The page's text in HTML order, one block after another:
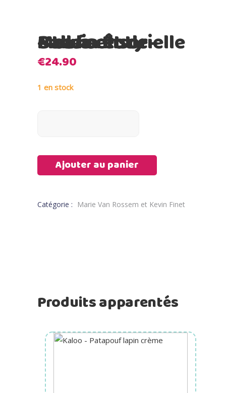
Moulin Roty – Balle sensorielle – La forêt de Mawa
€24.90
1 en stock
Ajouter au panier
Catégorie : Marie Van Rossem et Kevin Finet
Produits apparentés